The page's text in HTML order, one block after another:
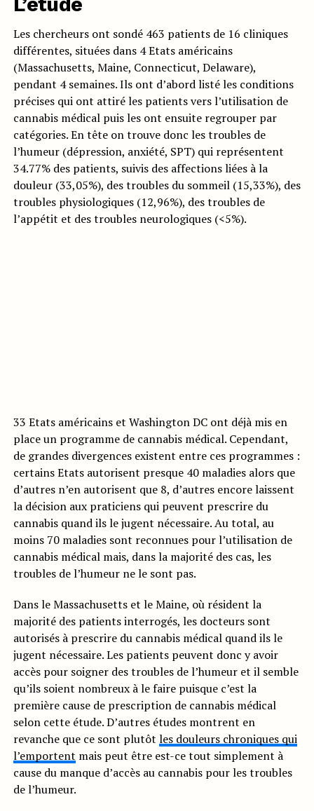
Les chercheurs ont sondé 463 patients de 16 cliniques
différentes, situées dans 4 Etats américains
(Massachusetts, Maine, Connecticut, Delaware),
pendant 4 semaines. Ils ont d’abord listé les conditions
précises qui ont attiré les patients vers l’utilisation de
cannabis médical puis les ont ensuite regrouper par
catégories. En tête on trouve donc les troubles de
l’humeur (dépression, anxiété, SPT) qui représentent
34.77% des patients, suivis des affections liées à la
douleur (33,05%), des troubles du sommeil (15,33%), des
troubles physiologiques (12,96%), des troubles de
l’appétit et des troubles neurologiques (<5%).
33 Etats américains et Washington DC ont déjà mis en
place un programme de cannabis médical. Cependant,
de grandes divergences existent entre ces programmes :
certains Etats autorisent presque 40 maladies alors que
d’autres n’en autorisent que 8, d’autres encore laissent
la décision aux praticiens qui peuvent prescrire du
cannabis quand ils le jugent nécessaire. Au total, au
moins 70 maladies sont reconnues pour l’utilisation de
cannabis médical mais, dans la majorité des cas, les
troubles de l’humeur ne le sont pas.
Dans le Massachusetts et le Maine, où résident la
majorité des patients interrogés, les docteurs sont
autorisés à prescrire du cannabis médical quand ils le
jugent nécessaire. Les patients peuvent donc y avoir
accès pour soigner des troubles de l’humeur et il semble
qu’ils soient nombreux à le faire puisque c’est la
première cause de prescription de cannabis médical
selon cette étude. D’autres études montrent en
revanche que ce sont plutôt les douleurs chroniques qui
l’emportent mais peut être est-ce tout simplement à
cause du manque d’accès au cannabis pour les troubles
de l’humeur.